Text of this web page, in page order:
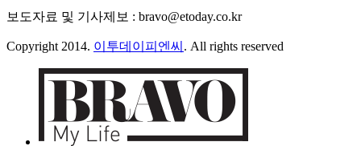
보도자료 및 기사제보 : bravo@etoday.co.kr
Copyright 2014. 이투데이피엔씨 . All rights reserved